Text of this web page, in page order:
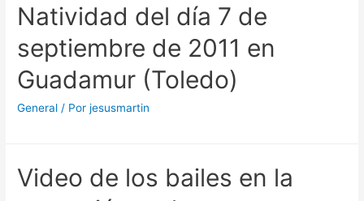
Natividad del día 7 de
septiembre de 2011 en
Guadamur (Toledo)
General / Porjesusmartin
Video de los bailes en la